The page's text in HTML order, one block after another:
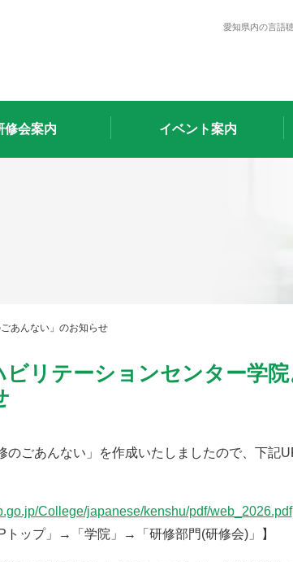
愛知県内の言語
修会案内 イベント案内
あんない」のお知らせ
ビリテーションセンター学
のごあんない」を作成いたしましたので、下記
College/japanese/kenshu/pdf/web_2026.pdf
トップ」→「学院」→「研修部門(研修会)」】